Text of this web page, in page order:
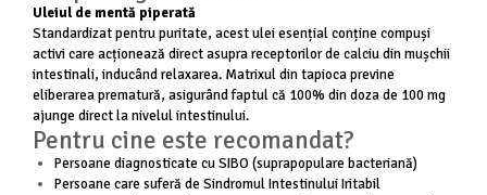
Uleiul de mentă piperată
Standardizat pentru puritate, acest ulei esențial conține compuși
activi care acționează direct asupra receptorilor de calciu din mușchii
intestinali, inducând relaxarea. Matrixul din tapioca previne
eliberarea prematură, asigurând faptul că 100% din doza de 100 mg
ajunge direct la nivelul intestinului.
Pentru cine este recomandat?
Persoane diagnosticate cu SIBO (suprapopulare bacteriană)
Persoane care suferă de Sindromul Intestinului Iritabil